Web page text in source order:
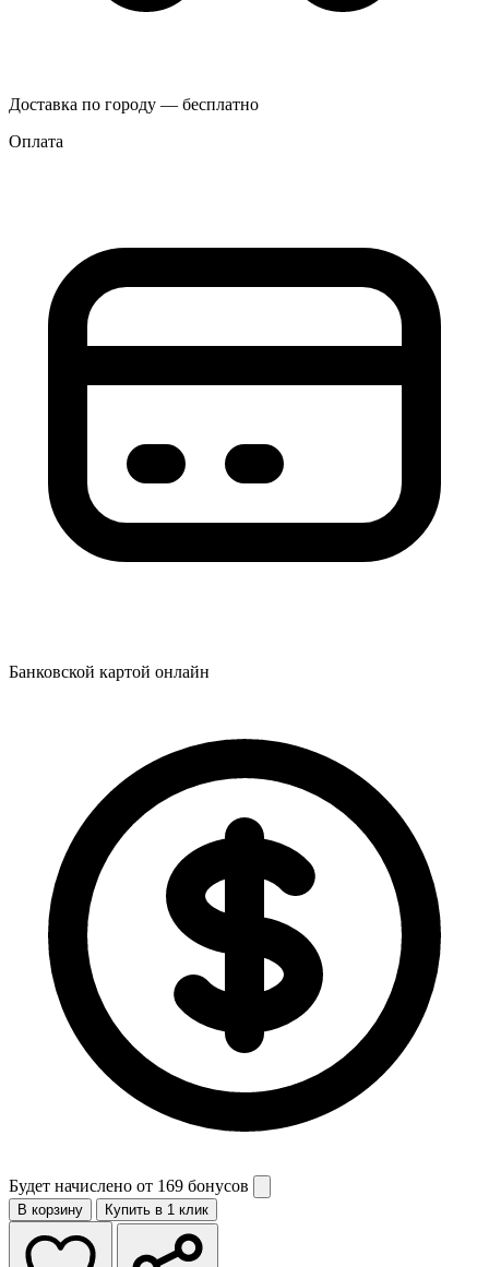
Доставка по городу — бесплатно
Оплата
Банковской картой онлайн
Будет начислено от 169 бонусов
В корзину Купить в 1 клик